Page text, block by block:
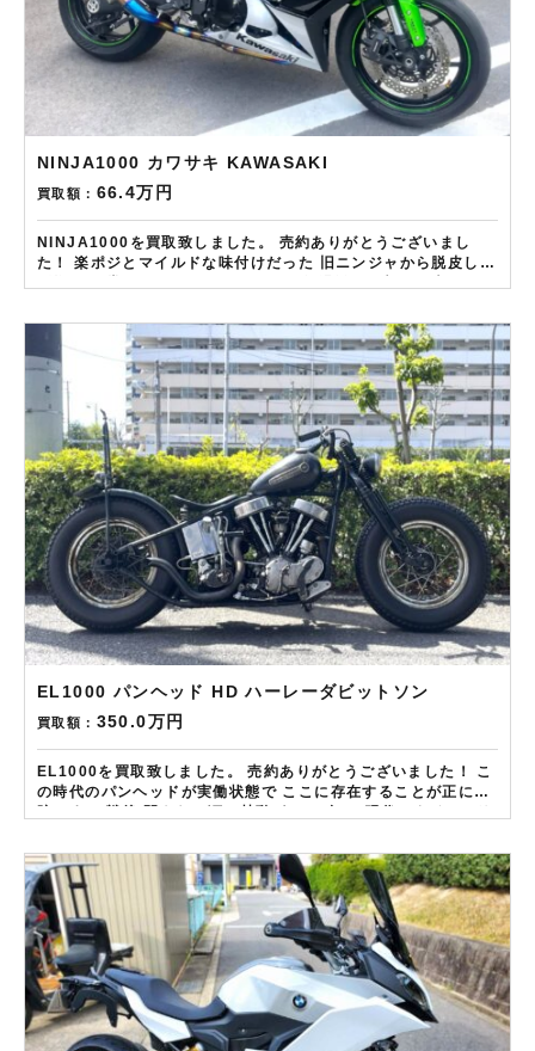
NINJA1000 カワサキ KAWASAKI
買取額： 66.4万円
NINJA1000を買取致しました。 売約ありがとうございまし
た！ 楽ポジとマイルドな味付けだった 旧ニンジャから脱皮して
在LINE・HP・FB・Instagramからご依頼のお客様にAmazon
ギフトカード１万分を進呈しております！ さらに特典として
↓↓↓ 現在バイク査定ドットコムではキャンペーンとして次回
Amazonギフトカード1万円分が必ずもらえるスペシャルカード
を贈呈中です。2台目から半永続的に使えますし何とご紹介頂い
ても適用となります。無事成約しましたらAmazonギフト券を
贈呈致します！！！ ※但し50㏄以下の原付は除く。皆様のご用
命お待ちしております！！！
EL1000 パンヘッド HD ハーレーダビットソン
買取額： 350.0万円
EL1000を買取致しました。 売約ありがとうございました！ こ
の時代のパンヘッドが実働状態で ここに存在することが正に奇
——————– 現在LINE・HP・FB・Instagramからご依頼の
お客様にAmazonギフトカード１万分を進呈しております！ さ
らに特典として↓↓↓ 現在バイク査定ドットコムではキャンペー
ンとして次回Amazonギフトカード1万円分が必ずもらえるスペ
シャルカードを贈呈中です。2台目から半永続的に使えますし何
とご紹介頂いても適用となります。無事成約しましたら
Amazonギフト券を贈呈致します！！！ ※但し50㏄以下の原付
は除く。皆様のご用命お待ちしております！！！